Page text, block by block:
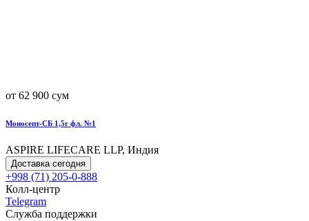
от 62 900 сум
Моносепт-СБ 1,5г фл. №1
ASPIRE LIFECARE LLP, Индия
Доставка сегодня
+998 (71) 205-0-888
Колл-центр
Telegram
Служба поддержки